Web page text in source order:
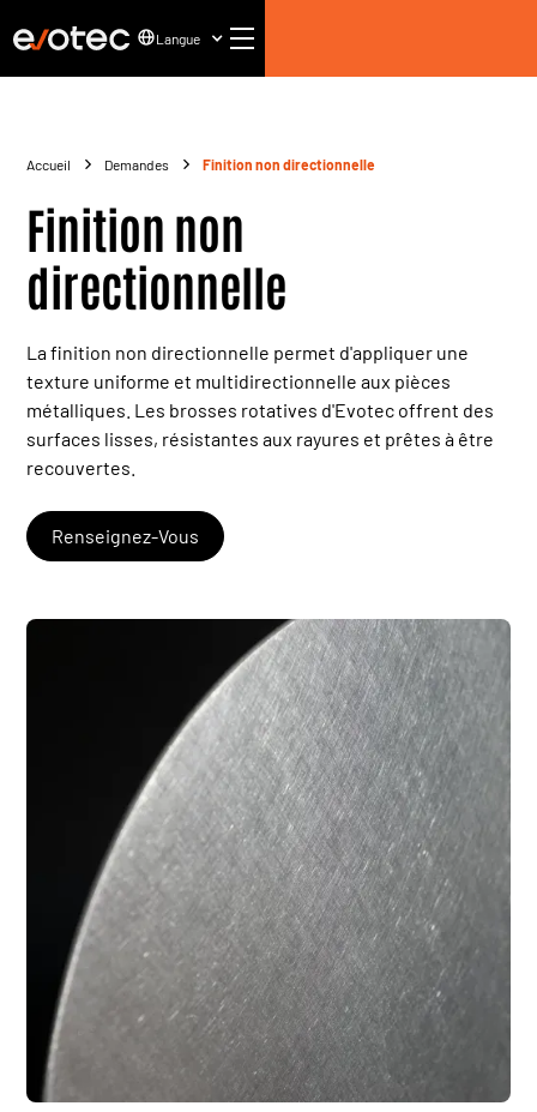
Langue
Accueil Demandes Finition non directionnelle
Finition non
directionnelle
La finition non directionnelle permet d'appliquer une
texture uniforme et multidirectionnelle aux pièces
métalliques. Les brosses rotatives d'Evotec offrent des
surfaces lisses, résistantes aux rayures et prêtes à être
recouvertes.
Renseignez-Vous